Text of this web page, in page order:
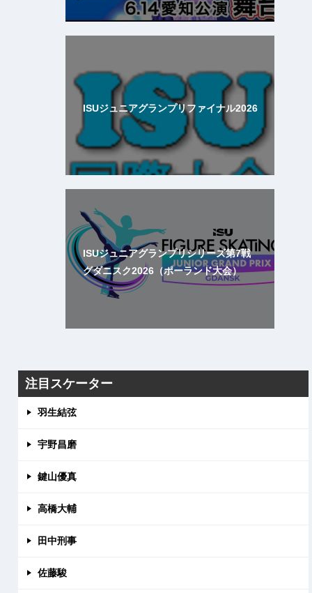
ISUジュニアグランプリファイナル2026
ISUジュニアグランプリシリーズ第7戦
グダニスク2026（ポーランド大会）
注目スケーター
羽生結弦
宇野昌磨
鍵山優真
高橋大輔
田中刑事
佐藤駿